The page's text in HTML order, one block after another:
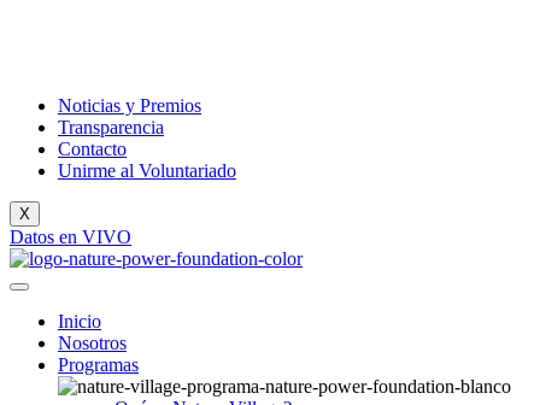
Noticias y Premios
Transparencia
Contacto
Unirme al Voluntariado
X
Datos en VIVO
Inicio
Nosotros
Programas